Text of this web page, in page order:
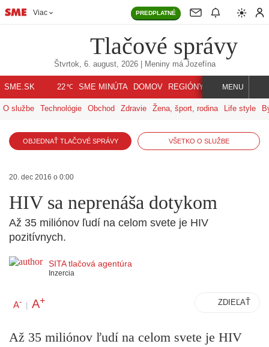
Viac PREDPLATNÉ
Tlačové správy
Štvrtok, 6. august, 2026| Meniny má Jozefína
SME.SK 22℃ SME MINÚTA DOMOV REGIÓNY INDEX SVET
MENU
O službe Technológie Obchod Zdravie Žena, šport, rodina Life style
OBJEDNAŤ TLAČOVÉ SPRÁVY VŠETKO O SLUŽBE
20. dec 2016 o 0:00
HIV sa neprenáša dotykom
Až 35 miliónov ľudí na celom svete je HIV
pozitívnych.
SITA tlačová agentúra
Inzercia
A- | A+ ZDIEĽAŤ
Až 35 miliónov ľudí na celom svete je HIV